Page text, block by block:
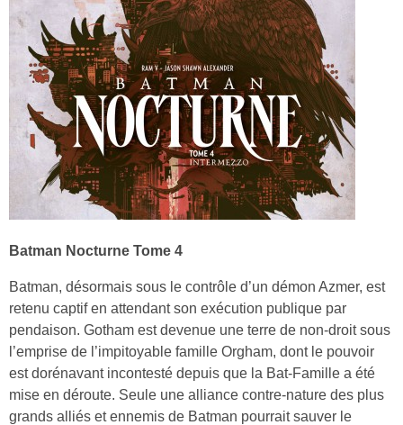
Batman Nocturne Tome 4
Batman, désormais sous le contrôle d’un démon Azmer, est
retenu captif en attendant son exécution publique par
pendaison. Gotham est devenue une terre de non-droit sous
l’emprise de l’impitoyable famille Orgham, dont le pouvoir
est dorénavant incontesté depuis que la Bat-Famille a été
mise en déroute. Seule une alliance contre-nature des plus
grands alliés et ennemis de Batman pourrait sauver le